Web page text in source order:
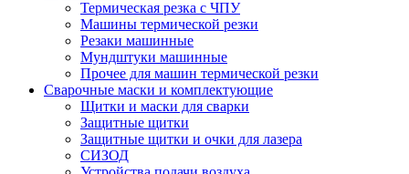
Термическая резка с ЧПУ
Машины термической резки
Резаки машинные
Мундштуки машинные
Прочее для машин термической резки
Сварочные маски и комплектующие
Щитки и маски для сварки
Защитные щитки
Защитные щитки и очки для лазера
СИЗОД